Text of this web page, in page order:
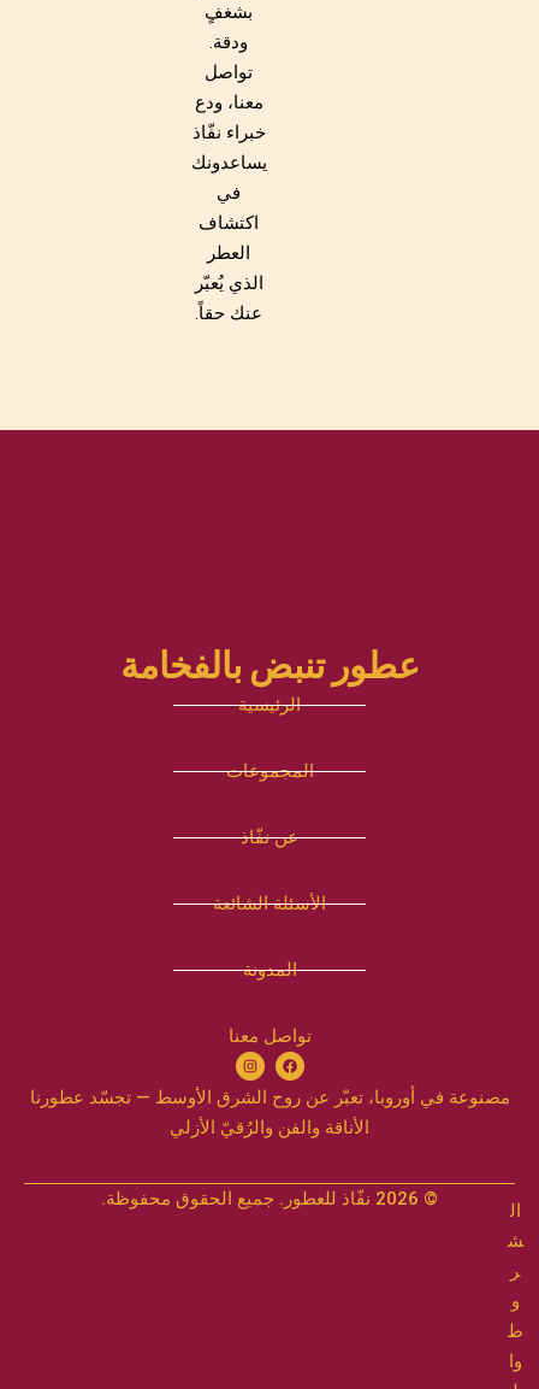
بشغفٍ
ودقة.
تواصل
معنا، ودع
خبراء نفّاذ
يساعدونك
في
اكتشاف
العطر
الذي يُعبّر
عنك حقاً.
عطور تنبض بالفخامة
الرئيسية
المجموعات
عن نفّاذ
الأسئلة الشائعة
المدونة
تواصل معنا
مصنوعة في أوروبا، تعبّر عن روح الشرق الأوسط — تجسّد عطورنا
الأناقة والفن والرُقيّ الأزلي